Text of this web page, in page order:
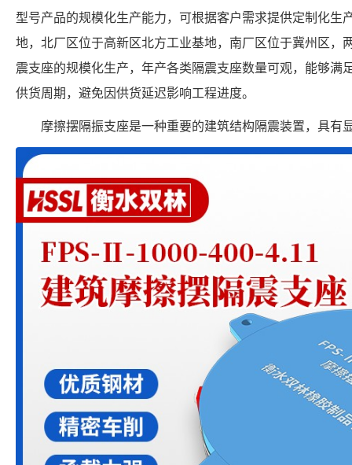
型号产品的规模化生产能力，可根据客户需求提供定制化生
地，北厂区位于高新区北方工业基地，南厂区位于冀州区，
震支座的规模化生产，年产各类隔震支座数量可观，能够满
供货周期，避免因供货延迟影响工程进度。
摩擦摆隔振支座是一种重要的建筑结构隔震装置，具有